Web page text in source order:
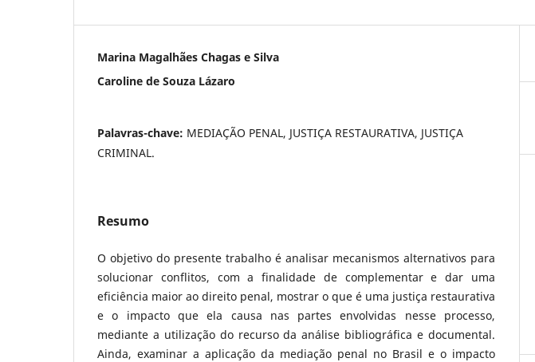
Marina Magalhães Chagas e Silva
Caroline de Souza Lázaro
Palavras-chave: MEDIAÇÃO PENAL, JUSTIÇA RESTAURATIVA, JUSTIÇA
CRIMINAL.
Resumo
O objetivo do presente trabalho é analisar mecanismos alternativos para
solucionar conflitos, com a finalidade de complementar e dar uma
eficiência maior ao direito penal, mostrar o que é uma justiça restaurativa
e o impacto que ela causa nas partes envolvidas nesse processo,
mediante a utilização do recurso da análise bibliográfica e documental.
Ainda, examinar a aplicação da mediação penal no Brasil e o impacto